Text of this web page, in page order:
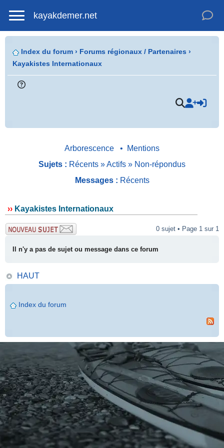
kayakdemer.net
Index du forum › Forums régionaux / Partenaires ›
Kayakistes Internationaux
Arborescence •
Mentions
Sujets : Récents »Actifs » Non-répondus
Messages : Récents
›› Kayakistes Internationaux
0 sujet • Page 1 sur 1
Il n'y a pas de sujet ou message dans ce forum
HAUT
Index du forum